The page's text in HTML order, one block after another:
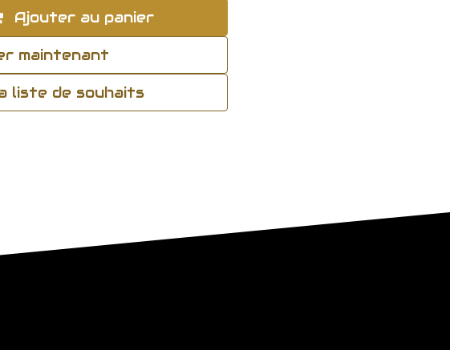
Ajouter au panier
maintenant
liste de souhaits